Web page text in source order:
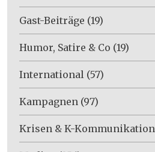
Gast-Beiträge (19)
Humor, Satire & Co (19)
International (57)
Kampagnen (97)
Krisen & K-Kommunikation